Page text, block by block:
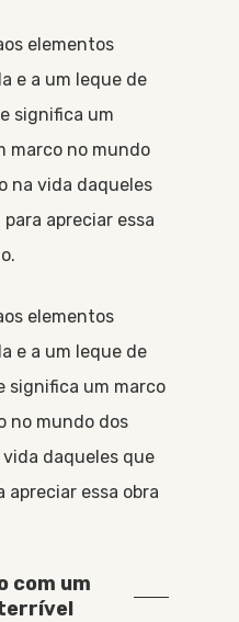
elementos
e a um leque de
significa um
marco no mundo
na vida daqueles
apreciar essa
elementos
e a um leque de
significa um marco
no mundo dos
daqueles que
apreciar essa obra
com um